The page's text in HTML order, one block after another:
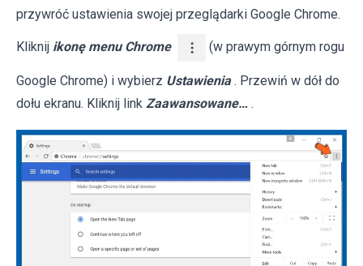
przywróć ustawienia swojej przeglądarki Google Chrome.
Kliknij ikonę menu Chrome (w prawym górnym rogu
Google Chrome) i wybierz Ustawienia . Przewiń w dół do
dołu ekranu. Kliknij link Zaawansowane… .